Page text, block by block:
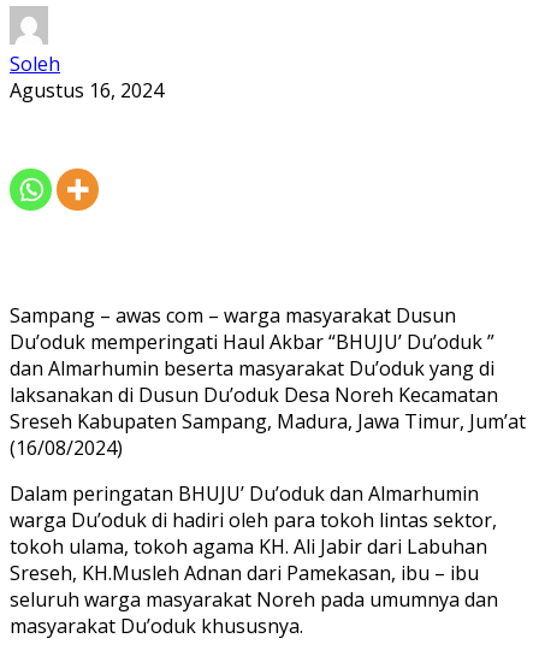
Soleh
Agustus 16, 2024
Sampang – awas com – warga masyarakat Dusun
Du’oduk memperingati Haul Akbar “BHUJU’ Du’oduk ”
dan Almarhumin beserta masyarakat Du’oduk yang di
laksanakan di Dusun Du’oduk Desa Noreh Kecamatan
Sreseh Kabupaten Sampang, Madura, Jawa Timur, Jum’at
(16/08/2024)
Dalam peringatan BHUJU’ Du’oduk dan Almarhumin
warga Du’oduk di hadiri oleh para tokoh lintas sektor,
tokoh ulama, tokoh agama KH. Ali Jabir dari Labuhan
Sreseh, KH.Musleh Adnan dari Pamekasan, ibu – ibu
seluruh warga masyarakat Noreh pada umumnya dan
masyarakat Du’oduk khususnya.